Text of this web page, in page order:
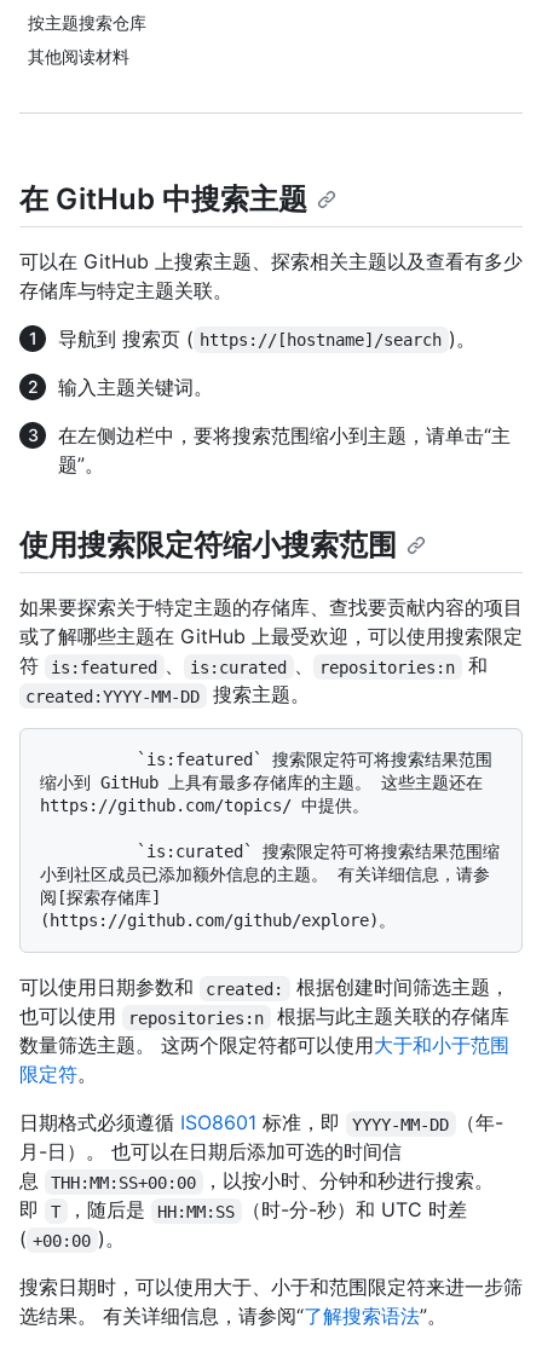
按主题搜索仓库
其他阅读材料
在 GitHub 中搜索主题
可以在 GitHub 上搜索主题、探索相关主题以及查看有多少
存储库与特定主题关联。
导航到 搜索页 ( https://[hostname]/search )。
输入主题关键词。
在左侧边栏中，要将搜索范围缩小到主题，请单击“主
题”。
使用搜索限定符缩小搜索范围
如果要探索关于特定主题的存储库、查找要贡献内容的项目
或了解哪些主题在 GitHub 上最受欢迎，可以使用搜索限定
符
is:featured 、 is:curated 、 repositories:n 和
created:YYYY-MM-DD 搜索主题。
缩小到 GitHub 上具有最多存储库的主题。 这些主题还在
https://github.com/topics/ 中提供。
小到社区成员已添加额外信息的主题。 有关详细信息，请参
阅[探索存储库]
可以使用日期参数和 created:
根据创建时间筛选主题，
也可以使用
repositories:n
根据与此主题关联的存储库
数量筛选主题。 这两个限定符都可以使用大于和小于范围
限定符。
日期格式必须遵循 ISO8601 标准，即 YYYY-MM-DD
（年-
月-日）。 也可以在日期后添加可选的时间信
息
THH:MM:SS+00:00
，以按小时、分钟和秒进行搜索。
即
T ，随后是 HH:MM:SS
（时-分-秒）和 UTC 时差
( +00:00 )。
搜索日期时，可以使用大于、小于和范围限定符来进一步筛
选结果。 有关详细信息，请参阅“了解搜索语法”。